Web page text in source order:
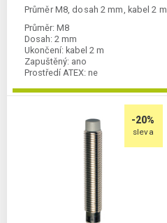
Průměr M8, dosah 2 mm, kabel 2 m
Průměr: M8
Dosah: 2 mm
Ukončení: kabel 2 m
Zapuštěný: ano
Prostředí ATEX: ne
-20%
sleva